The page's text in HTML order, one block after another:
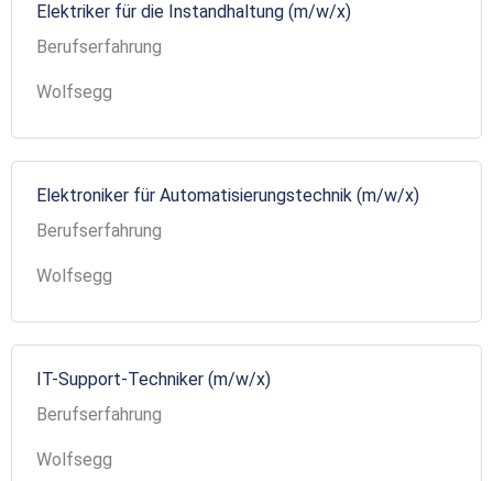
Elektriker für die Instandhaltung (m/w/x)
Berufserfahrung
Wolfsegg
Elektroniker für Automatisierungstechnik (m/w/x)
Berufserfahrung
Wolfsegg
IT-Support-Techniker (m/w/x)
Berufserfahrung
Wolfsegg